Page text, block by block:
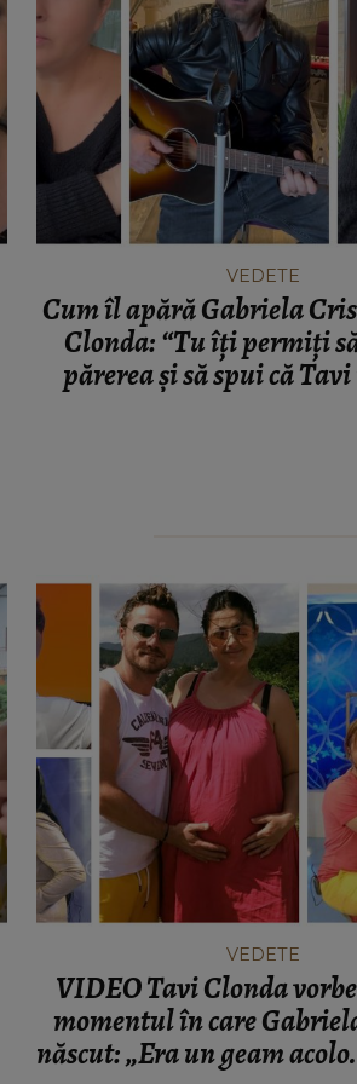
VEDETE
Cum îl apără Gabriela
Clonda: “Tu îți permiți
părerea și să spui că
VEDETE
VIDEO Tavi Clonda
momentul în care
născut: „Era un geam